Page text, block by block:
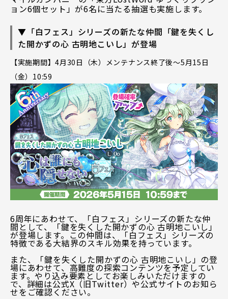
ョン6個セット」が6名に当たる抽選も実施します。
▼「白フェス」シリーズの新たな仲間「鍵を失くし
た開かずの心 古明地こいし」が登場
【実施期間】4月30日（木）メンテナンス終了後～5月15日
（金）10:59
6周年にあわせて、「白フェス」シリーズの新たな仲
間として、「鍵を失くした開かずの心 古明地こいし」
が登場します。この仲間は、「白フェス」シリーズの
特徴である大結界のスキル効果を持っています。
また、「鍵を失くした開かずの心 古明地こいし」の登
場にあわせて、高難度の探索コンテンツを予定してい
ます。やり込み要素としてお楽しみいただけますの
で、詳細は公式X（旧Twitter）や公式サイトのお知ら
せをご確認ください。